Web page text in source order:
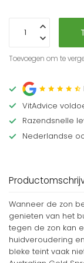
Toevoegen om te
VitAdvice
Razendsnelle
Nederlandse
Wanneer de zon
genieten van het
tegen de zon kan
huidveroudering
bleke teint vaak